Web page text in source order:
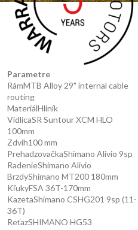
Parametre
RámMTB Alloy 29" internal cable
routing
MateriálHliník
VidlicaSR Suntour XCM HLO
100mm
Zdvih100 mm
PrehadzovačkaShimano Alivio 9sp
RadenieShimano Alivio
BrzdyShimano MT200 180mm
KľukyFSA 36T-170mm
KazetaShimano CSHG201 9sp (11-
36T)
ReťazSHIMANO HG53